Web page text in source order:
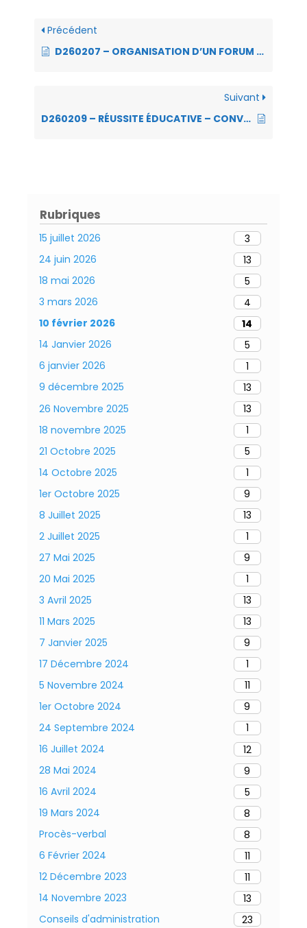
k
p
p
dl
Précédent
D260207 – ORGANISATION D’UN FORUM SANTÉ-HANDICAP
Suivant
D260209 – RÉUSSITE ÉDUCATIVE – CONVENTION POUR MISE EN PLACE DE MESURES DE RESPONSABILISATION
Rubriques
15 juillet 2026
3
24 juin 2026
13
18 mai 2026
5
3 mars 2026
4
10 février 2026
14
14 Janvier 2026
5
6 janvier 2026
1
9 décembre 2025
13
26 Novembre 2025
13
18 novembre 2025
1
21 Octobre 2025
5
14 Octobre 2025
1
1er Octobre 2025
9
8 Juillet 2025
13
2 Juillet 2025
1
27 Mai 2025
9
20 Mai 2025
1
3 Avril 2025
13
11 Mars 2025
13
7 Janvier 2025
9
17 Décembre 2024
1
5 Novembre 2024
11
1er Octobre 2024
9
24 Septembre 2024
1
16 Juillet 2024
12
28 Mai 2024
9
16 Avril 2024
5
19 Mars 2024
8
Procès-verbal
8
6 Février 2024
11
12 Décembre 2023
11
14 Novembre 2023
13
Conseils d'administration
23